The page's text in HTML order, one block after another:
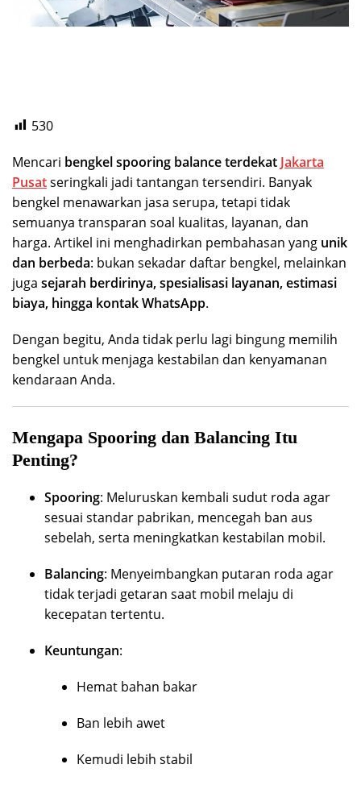
530
Mencari bengkel spooring balance terdekat Jakarta
Pusatseringkali jadi tantangan tersendiri. Banyak
bengkel menawarkan jasa serupa, tetapi tidak
semuanya transparan soal kualitas, layanan, dan
harga. Artikel ini menghadirkan pembahasan yang unik
dan berbeda: bukan sekadar daftar bengkel, melainkan
juga sejarah berdirinya, spesialisasi layanan, estimasi
biaya, hingga kontak WhatsApp.
Dengan begitu, Anda tidak perlu lagi bingung memilih
bengkel untuk menjaga kestabilan dan kenyamanan
kendaraan Anda.
Mengapa Spooring dan Balancing Itu
Penting?
Spooring: Meluruskan kembali sudut roda agar
sesuai standar pabrikan, mencegah ban aus
sebelah, serta meningkatkan kestabilan mobil.
Balancing: Menyeimbangkan putaran roda agar
tidak terjadi getaran saat mobil melaju di
kecepatan tertentu.
Keuntungan:
Hemat bahan bakar
Ban lebih awet
Kemudi lebih stabil